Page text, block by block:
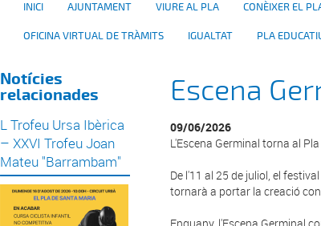
INICI AJUNTAMENT VIURE AL PLA CONÈIXER EL
OFICINA VIRTUAL DE TRÀMITS IGUALTAT PLA
Notícies
relacionades
L Trofeu Ursa Ibèrica
– XXVI Trofeu Joan
Mateu "Barrambam"
Escena
09/06/2026
L'Escena Germinal torna al Pla
De l'11 al 25 de juliol, el
tornarà a portar la creació